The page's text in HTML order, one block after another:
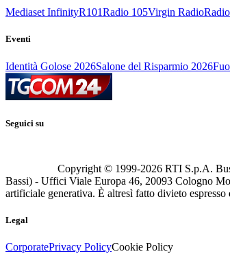
Mediaset InfinityR101Radio 105Virgin Radio
Eventi
Identità Golose 2026Salone del Risparmio 2026
Seguici su
Copyright © 1999-2026 RTI S.p.A.
Bassi) - Uffici Viale Europa 46, 20093 Cologno
artificiale generativa. È altresì fatto divieto
Legal
CorporatePrivacy PolicyCookie Policy